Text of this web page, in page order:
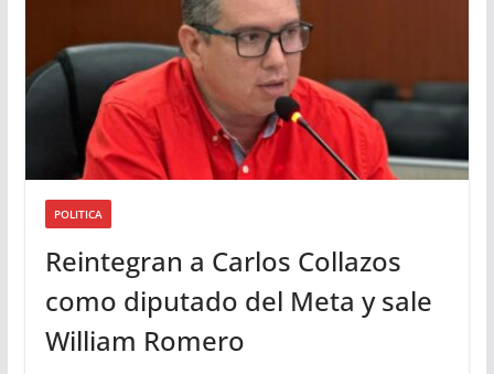
POLITICA
Reintegran a Carlos Collazos
como diputado del Meta y sale
William Romero